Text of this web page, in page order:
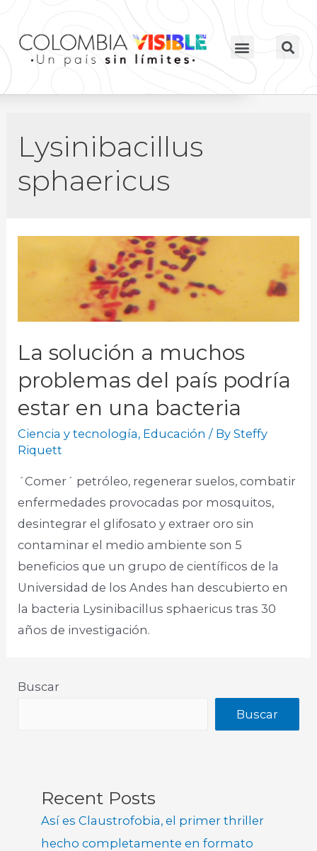
Lysinibacillus
sphaericus
La solución a muchos
problemas del país podría
estar en una bacteria
Ciencia y tecnología, Educación / BySteffy
Riquett
´Comer´ petróleo, regenerar suelos, combatir
enfermedades provocadas por mosquitos,
desintegrar el glifosato y extraer oro sin
contaminar el medio ambiente son 5
beneficios que un grupo de científicos de la
Universidad de los Andes han descubierto en
la bacteria Lysinibacillus sphaericus tras 30
años de investigación.
Buscar
Buscar
Recent Posts
Así es Claustrofobia, el primer thriller
hecho completamente en formato